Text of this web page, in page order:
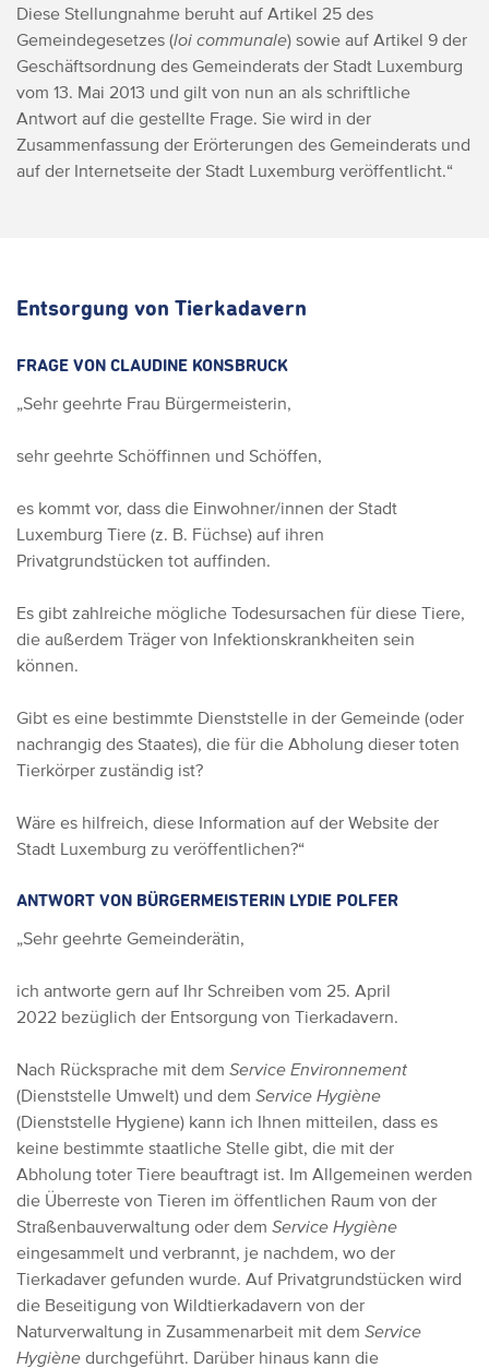
Diese Stellungnahme beruht auf Artikel 25 des
Gemeindegesetzes (loi communale) sowie auf Artikel 9 der
Geschäftsordnung des Gemeinderats der Stadt Luxemburg
vom 13. Mai 2013 und gilt von nun an als schriftliche
Antwort auf die gestellte Frage. Sie wird in der
Zusammenfassung der Erörterungen des Gemeinderats und
auf der Internetseite der Stadt Luxemburg veröffentlicht.“
Entsorgung von Tierkadavern
FRAGE VON CLAUDINE KONSBRUCK
„Sehr geehrte Frau Bürgermeisterin,
sehr geehrte Schöffinnen und Schöffen,
es kommt vor, dass die Einwohner/innen der Stadt
Luxemburg Tiere (z. B. Füchse) auf ihren
Privatgrundstücken tot auffinden.
Es gibt zahlreiche mögliche Todesursachen für diese Tiere,
die außerdem Träger von Infektionskrankheiten sein
können.
Gibt es eine bestimmte Dienststelle in der Gemeinde (oder
nachrangig des Staates), die für die Abholung dieser toten
Tierkörper zuständig ist?
Wäre es hilfreich, diese Information auf der Website der
Stadt Luxemburg zu veröffentlichen?“
ANTWORT VON BÜRGERMEISTERIN LYDIE POLFER
„Sehr geehrte Gemeinderätin,
ich antworte gern auf Ihr Schreiben vom 25. April
2022 bezüglich der Entsorgung von Tierkadavern.
Nach Rücksprache mit dem Service Environnement
(Dienststelle Umwelt) und dem Service Hygiène
(Dienststelle Hygiene) kann ich Ihnen mitteilen, dass es
keine bestimmte staatliche Stelle gibt, die mit der
Abholung toter Tiere beauftragt ist. Im Allgemeinen werden
die Überreste von Tieren im öffentlichen Raum von der
Straßenbauverwaltung oder dem Service Hygiène
eingesammelt und verbrannt, je nachdem, wo der
Tierkadaver gefunden wurde. Auf Privatgrundstücken wird
die Beseitigung von Wildtierkadavern von der
Naturverwaltung in Zusammenarbeit mit dem Service
Hygiène durchgeführt. Darüber hinaus kann die